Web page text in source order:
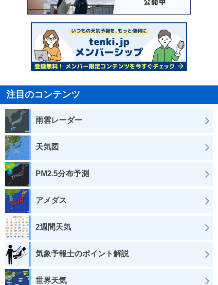
注目のコンテンツ
雨雲レーダー
天気図
PM2.5分布予測
アメダス
2週間天気
気象予報士のポイント解説
世界天気